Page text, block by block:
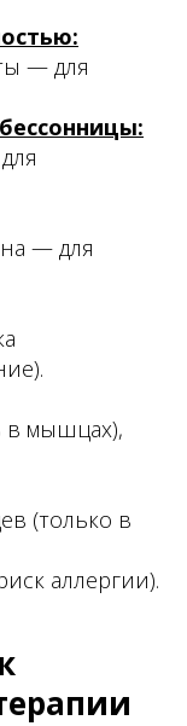
— для
— для
в мышцах),
(только в
аллергии).